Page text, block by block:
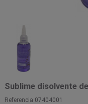
Sublime disolvente
Referencia 07404001